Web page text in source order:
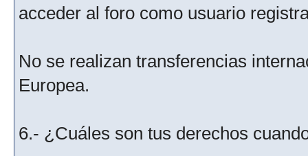
acceder al foro como usuario
No se realizan transferencias
Europea.
6.- ¿Cuáles son tus derechos